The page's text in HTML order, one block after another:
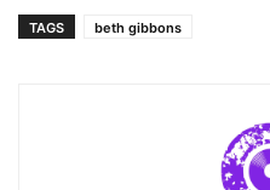
TAGS beth gibbons